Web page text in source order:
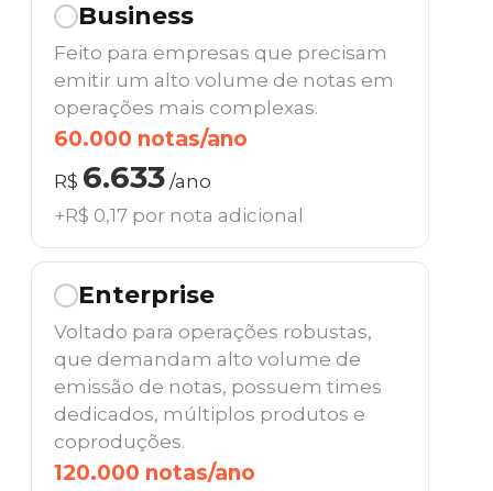
Business
Feito para empresas que precisam
emitir um alto volume de notas em
operações mais complexas.
60.000 notas/ano
R$ 6.633 /ano
+R$ 0,17 por nota adicional
Enterprise
Voltado para operações robustas,
que demandam alto volume de
emissão de notas, possuem times
dedicados, múltiplos produtos e
coproduções.
120.000 notas/ano